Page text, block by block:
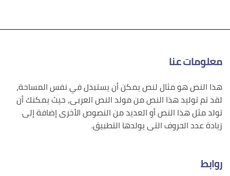
معلومات عنا
هذا النص هو مثال لنص يمكن أن يستبدل في نفس المساحة،
لقد تم توليد هذا النص من مولد النص العربى، حيث يمكنك أن
تولد مثل هذا النص أو العديد من النصوص الأخرى إضافة إلى
زيادة عدد الحروف التى يولدها التطبيق.
روابط